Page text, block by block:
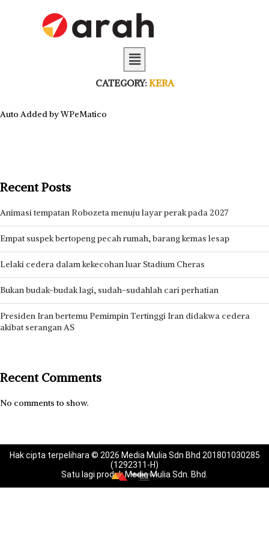
CATEGORY: KERA
Auto Added by WPeMatico
Recent Posts
Animasi tempatan Robozeta menuju layar perak pada 2027
Empat suspek bertopeng pecah rumah, barang kemas lesap
Lelaki cedera dalam kekecohan luar Stadium Cheras
Bukan budak-budak lagi, sudah-sudahlah cari perhatian
Presiden Iran bertemu Pemimpin Tertinggi Iran didakwa cedera
akibat serangan AS
Recent Comments
No comments to show.
Hak cipta terpelihara © 2026 Media Mulia Sdn Bhd 201801030285
(1292311-H)
Satu lagi produk Media Mulia Sdn. Bhd.